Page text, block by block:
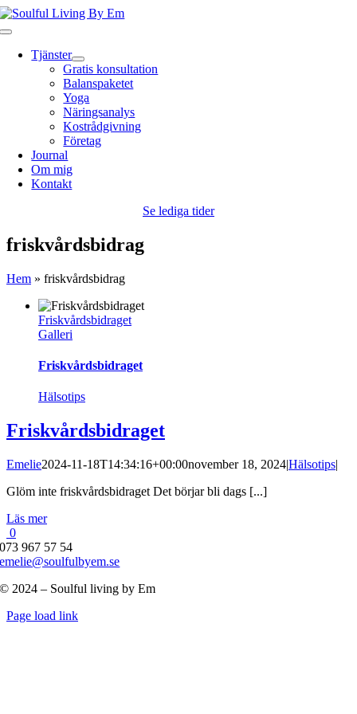
Fortsätt
till
Toggle
NavigationTjänster
Gratis konsultation
Balanspaketet
Yoga
Näringsanalys
Kostrådgivning
Företag
Journal
Om mig
Kontakt
Se lediga tider
friskvårdsbidrag
Hem » friskvårdsbidrag
Friskvårdsbidraget
Galleri
Friskvårdsbidraget
Hälsotips
Friskvårdsbidraget
Emelie2024-11-18T14:34:16+00:00november 18, 2024|Hälsotips|
Glöm inte friskvårdsbidraget Det börjar bli dags [...]
Läs mer
0
073 967 57 54
emelie@soulfulbyem.se
© 2024 – Soulful living by Em
Byt
Page load link